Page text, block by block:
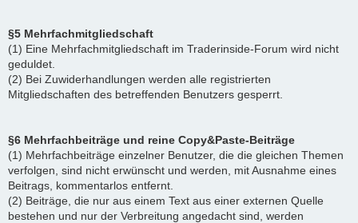
§5 Mehrfachmitgliedschaft
(1) Eine Mehrfachmitgliedschaft im Traderinside-Forum wird nicht
geduldet.
(2) Bei Zuwiderhandlungen werden alle registrierten
Mitgliedschaften des betreffenden Benutzers gesperrt.
§6 Mehrfachbeiträge und reine Copy&Paste-Beiträge
(1) Mehrfachbeiträge einzelner Benutzer, die die gleichen Themen
verfolgen, sind nicht erwünscht und werden, mit Ausnahme eines
Beitrags, kommentarlos entfernt.
(2) Beiträge, die nur aus einem Text aus einer externen Quelle
bestehen und nur der Verbreitung angedacht sind, werden